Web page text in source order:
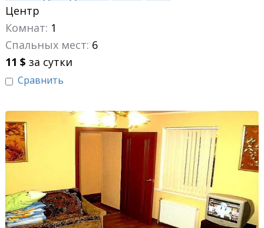
Центр
Комнат: 1
Спальных мест: 6
11 $ за сутки
Сравнить